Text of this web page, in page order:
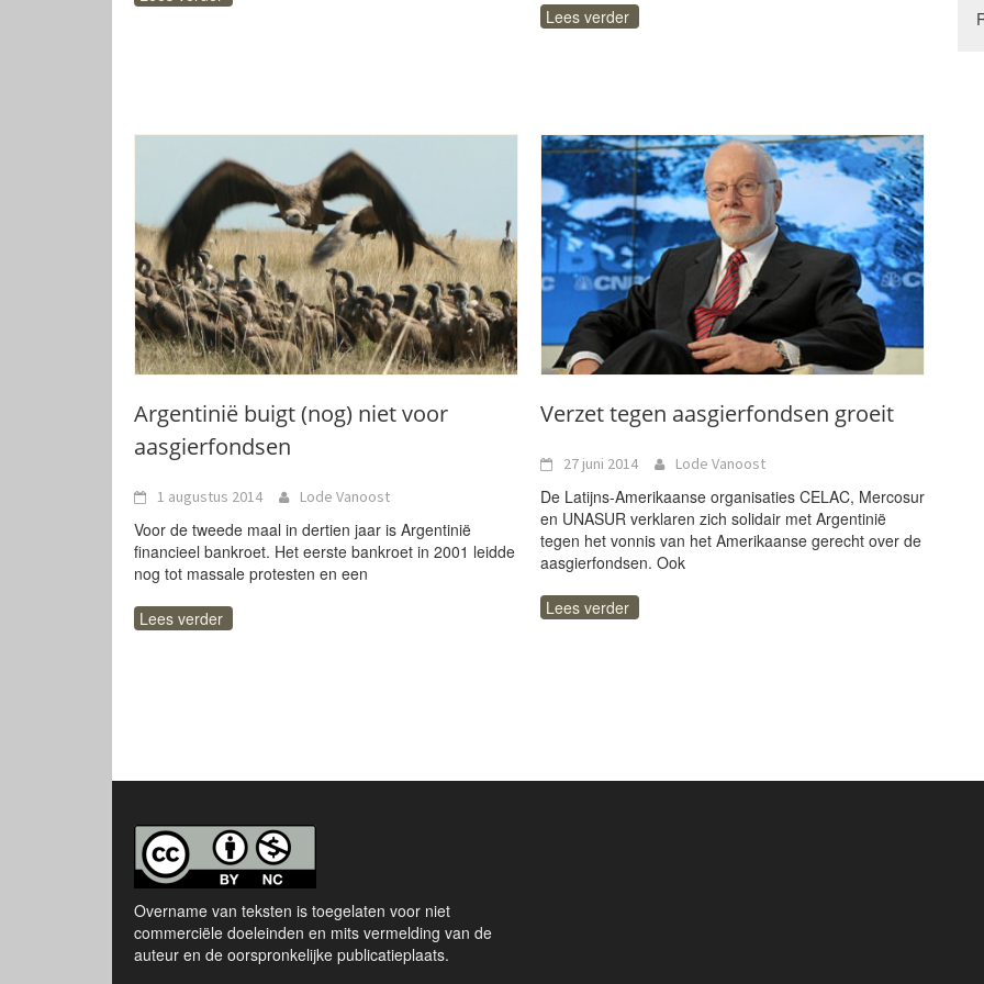
Lees verder
Argentinië buigt (nog) niet voor
aasgierfondsen
1 augustus 2014 Lode Vanoost
Voor de tweede maal in dertien jaar is Argentinië
financieel bankroet. Het eerste bankroet in 2001 leidde
nog tot massale protesten en een
Lees verder
Verzet tegen aasgierfondsen groeit
27 juni 2014 Lode Vanoost
De Latijns-Amerikaanse organisaties CELAC, Mercosur
en UNASUR verklaren zich solidair met Argentinië
tegen het vonnis van het Amerikaanse gerecht over de
aasgierfondsen. Ook
Lees verder
Overname van teksten is toegelaten voor niet
commerciële doeleinden en mits vermelding van de
auteur en de oorspronkelijke publicatieplaats.